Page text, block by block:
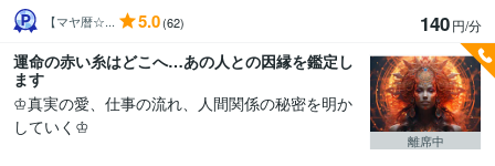
【マヤ暦☆... 5.0(62) 140円/分
運命の赤い糸はどこへ…あの人との因縁を鑑定し
ます
♔真実の愛、仕事の流れ、人間関係の秘密を明か
していく♔
離席中